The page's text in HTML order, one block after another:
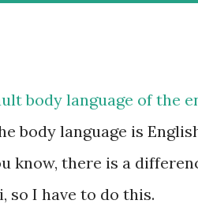
body language of the
body language is
know, there is a
so I have to do this.